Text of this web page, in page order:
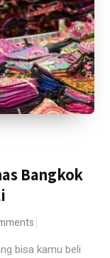
Bangkok
bisa kamu beli